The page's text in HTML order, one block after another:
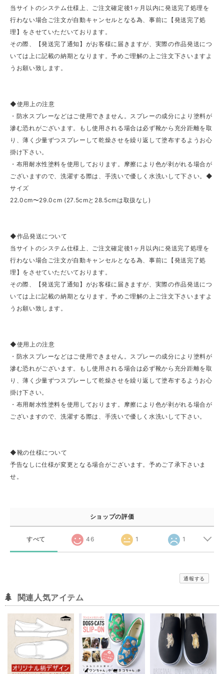
当サイトのシステム仕様上、ご注文確定後1ヶ月以内に発送完了処理を
行わない場合ご注文が自動キャンセルとなる為、事前に【発送完了処
理】をさせていただいております。
その際、【発送完了通知】がお客様に届きますが、実際の作品発送につ
いては上に記載の納期となります。予めご理解の上ご注文下さいますよ
うお願い致します。
◆使用上の注意
・防水スプレーなどはご使用できません。スプレーの成分により塗料が
滲む恐れがございます。もし使用される場合は必ず靴から充分距離を取
り、薄く少量ずつスプレーして乾燥させを繰り返して塗布するようお心
掛け下さい。
・布用耐水性塗料を使用しております。摩擦により色が剥がれる場合が
ございますので、洗濯する際は、手洗いで優しく水洗いして下さい。◆
サイズ
22.0cm〜29.0cm (27.5cmと28.5cmは取扱なし)
◆作品発送について
当サイトのシステム仕様上、ご注文確定後1ヶ月以内に発送完了処理を
行わない場合ご注文が自動キャンセルとなる為、事前に【発送完了処
理】をさせていただいております。
その際、【発送完了通知】がお客様に届きますが、実際の作品発送につ
いては上に記載の納期となります。予めご理解の上ご注文下さいますよ
うお願い致します。
◆使用上の注意
・防水スプレーなどはご使用できません。スプレーの成分により塗料が
滲む恐れがございます。もし使用される場合は必ず靴から充分距離を取
り、薄く少量ずつスプレーして乾燥させを繰り返して塗布するようお心
掛け下さい。
・布用耐水性塗料を使用しております。摩擦により色が剥がれる場合が
ございますので、洗濯する際は、手洗いで優しく水洗いして下さい。
◆靴の仕様について
予告なしに仕様が変更となる場合がございます。予めご了承下さいま
せ。
ショップの評価
すべて 46 1 1
通報する
関連人気アイテム